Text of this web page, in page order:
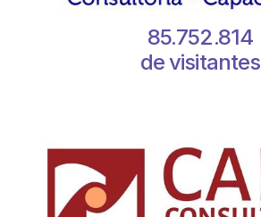
85.752.814
de visitantes